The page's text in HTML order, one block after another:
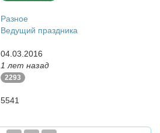
Разное
Ведущий праздника
04.03.2016
1 лет назад
2293
5541